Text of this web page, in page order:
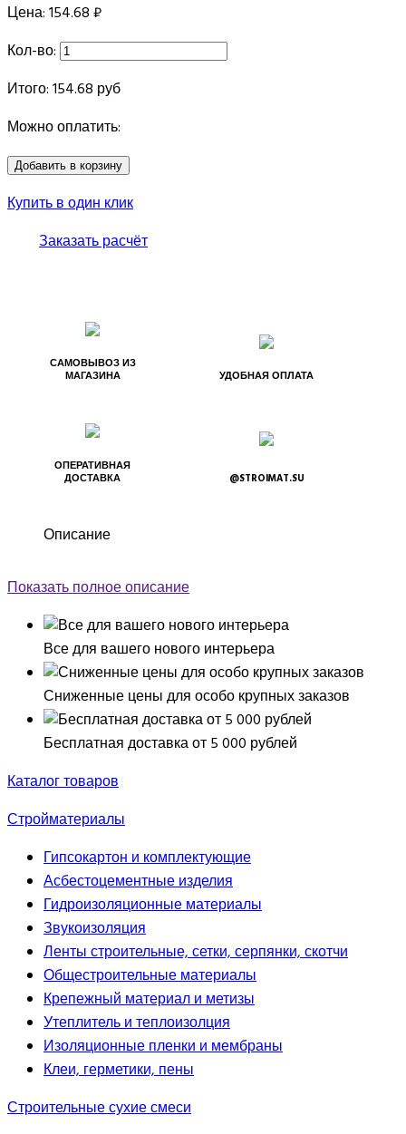
Цена:154.68 ₽
Кол-во:
Итого:154.68 руб
Можно оплатить:
Купить в один клик
Заказать расчёт
САМОВЫВОЗ ИЗ
МАГАЗИНА
УДОБНАЯ ОПЛАТА
ОПЕРАТИВНАЯ
ДОСТАВКА
@STROIMAT.SU
Описание
Показать полное описание
Все для вашего нового интерьера
Сниженные цены для особо крупных заказов
Бесплатная доставка от 5 000 рублей
Каталог товаров
Стройматериалы
Гипсокартон и комплектующие
Асбестоцементные изделия
Гидроизоляционные материалы
Звукоизоляция
Ленты строительные, сетки, серпянки, скотчи
Общестроительные материалы
Крепежный материал и метизы
Утеплитель и теплоизолция
Изоляционные пленки и мембраны
Клеи, герметики, пены
Строительные сухие смеси